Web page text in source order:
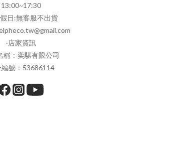
13:00~17:30
假日:無客服不出貨
‧店家資訊
稱：奕騏有限公司
編號：53686114